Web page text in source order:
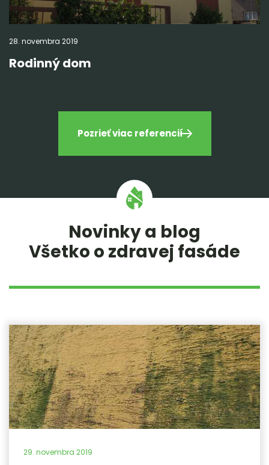
28. novembra 2019
Rodinný dom
Pozrieť viac referencií
Novinky a blog
Všetko o zdravej fasáde
29. novembra 2019